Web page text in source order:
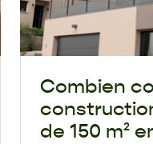
Combien
de 150 m²